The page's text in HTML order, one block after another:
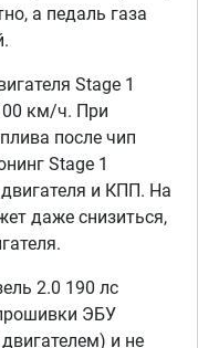
а педаль газа
Stage 1
км/ч. При
после чип
Stage 1
и КПП. На
даже снизиться,
2.0 190 лс
ЭБУ
и не